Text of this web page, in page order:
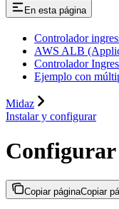
En esta página
Controlador
AWS ALB
Controlador
Ejemplo con
Midaz
Instalar y configurar
Configurar
Copiar páginaCopiar